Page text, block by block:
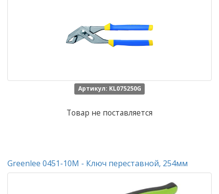
Артикул: KL075250G
Товар не поставляется
Greenlee 0451-10M - Ключ переставной, 254мм